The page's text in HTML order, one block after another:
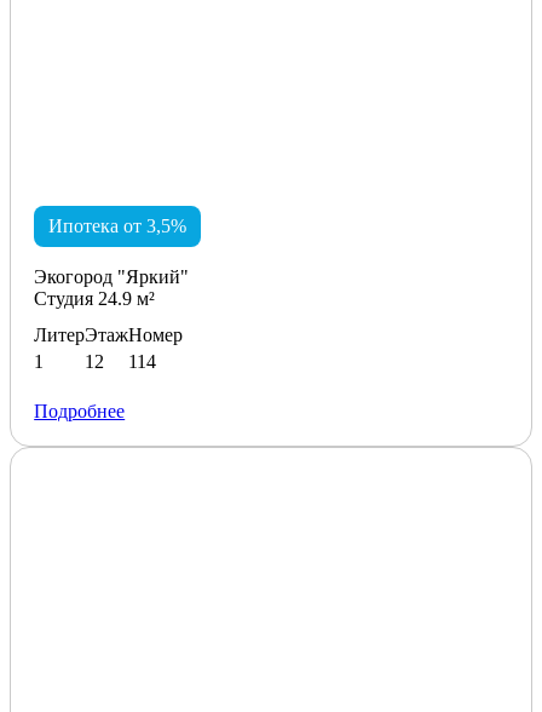
Ипотека от 3,5%
Экогород "Яркий"
Студия 24.9 м²
Литер
1
Этаж
12
Номер
114
Подробнее